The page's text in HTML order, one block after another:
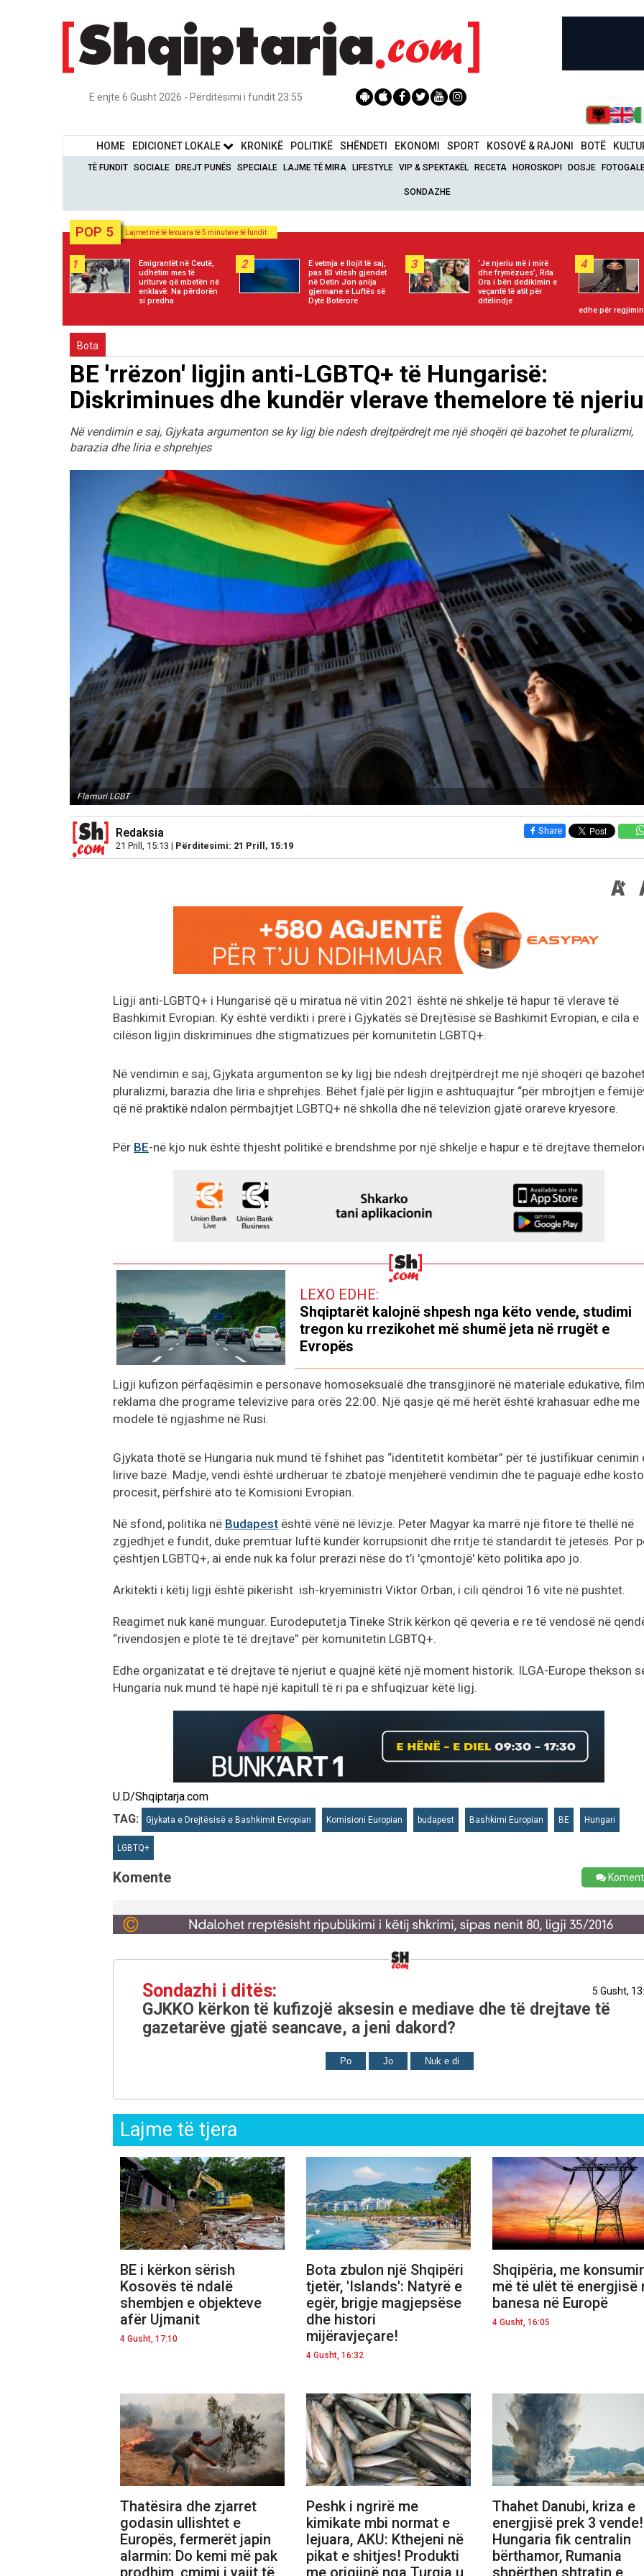
E enjte 6 Gusht 2026 - Përditësimi i fundit 23:55
HOME EDICIONET LOKALE KRONIKË POLITIKË SHËNDETI EKONOMI SPORT KOSOVË & RAJONI BOTË
TË FUNDIT SOCIALE DREJT PUNËS SPECIALE LAJME TË MIRA LIFESTYLE VIP & SPEKTAKËL RECETA HOROSKOPI DOSJE
SONDAZHE
POP 5 Lajmet më të lexuara të 5 minutave të fundit
1
Emigrantët në Ceutë,
udhëtim mes të
uriturve që mbetën në
enklavë: Na përdorën
si predha
2
E vetmja e llojit të saj,
pas 83 vitesh gjendet
në Detin Jon anija
gjermane e Luftës së
Dytë Botërore
3
‘Je njeriu më i mirë
dhe frymëzues’, Rita
Ora i bën dedikimin e
veçantë të atit për
ditëlindje
4
edhe për
Bota
BE 'rrëzon' ligjin anti-LGBTQ+ të Hungarisë:
Diskriminues dhe kundër vlerave themelore të
Në vendimin e saj, Gjykata argumenton se ky ligj bie ndesh drejtpërdrejt me një shoqëri që bazohet te pluralizmi,
barazia dhe liria e shprehjes
Flamuri LGBT
Redaksia
21 Prill, 15:13 | Përditesimi: 21 Prill, 15:19
Share
Ligji anti-LGBTQ+ i Hungarisë që u miratua në vitin 2021 është në shkelje të hapur të vlerave të
Bashkimit Evropian. Ky është verdikti i prerë i Gjykatës së Drejtësisë së Bashkimit Evropian, e cila e
cilëson ligjin diskriminues dhe stigmatizues për komunitetin LGBTQ+.
Në vendimin e saj, Gjykata argumenton se ky ligj bie ndesh drejtpërdrejt me një shoqëri që
pluralizmi, barazia dhe liria e shprehjes. Bëhet fjalë për ligjin e ashtuquajtur “për mbrojtjen e
që në praktikë ndalon përmbajtjet LGBTQ+ në shkolla dhe në televizion gjatë orareve kryesore.
Për BE-në kjo nuk është thjesht politikë e brendshme por një shkelje e hapur e të drejtave
LEXO EDHE:
Shqiptarët kalojnë shpesh nga këto vende, studimi
tregon ku rrezikohet më shumë jeta në rrugët e
Evropës
Ligji kufizon përfaqësimin e personave homoseksualë dhe transgjinorë në materiale edukative,
reklama dhe programe televizive para orës 22:00. Një qasje që më herët është krahasuar edhe me
modele të ngjashme në Rusi.
Gjykata thotë se Hungaria nuk mund të fshihet pas “identitetit kombëtar” për të justifikuar cenimin
lirive bazë. Madje, vendi është urdhëruar të zbatojë menjëherë vendimin dhe të paguajë edhe
procesit, përfshirë ato të Komisioni Evropian.
Në sfond, politika në Budapest është vënë në lëvizje. Peter Magyar ka marrë një fitore të thellë në
zgjedhjet e fundit, duke premtuar luftë kundër korrupsionit dhe rritje të standardit të jetesës. Por
çështjen LGBTQ+, ai ende nuk ka folur prerazi nëse do t’i 'çmontojë' këto politika apo jo.
Arkitekti i këtij ligji është pikërisht ish-kryeministri Viktor Orban, i cili qëndroi 16 vite në pushtet.
Reagimet nuk kanë munguar. Eurodeputetja Tineke Strik kërkon që qeveria e re të vendosë në
“rivendosjen e plotë të të drejtave” për komunitetin LGBTQ+.
Edhe organizatat e të drejtave të njeriut e quajnë këtë një moment historik. ILGA-Europe thekson
Hungaria nuk mund të hapë një kapitull të ri pa e shfuqizuar këtë ligj.
U.D/Shqiptarja.com
TAG:
Gjykata e Drejtësisë e Bashkimit Evropian Komisioni Europian budapest Bashkimi Europian BE Hungari
LGBTQ+
Komente
Sondazhi i ditës: 5 Gusht,
GJKKO kërkon të kufizojë aksesin e mediave dhe të drejtave të
gazetarëve gjatë seancave, a jeni dakord?
Po Jo Nuk e di
Lajme të tjera
BE i kërkon sërish
Kosovës të ndalë
shembjen e objekteve
afër Ujmanit
4 Gusht, 17:10
Bota zbulon një Shqipëri
tjetër, 'Islands': Natyrë e
egër, brigje magjepsëse
dhe histori
mijëravjeçare!
4 Gusht, 16:32
Shqipëria, me
më të ulët të energjisë
banesa në Europë
4 Gusht, 16:05
Thatësira dhe zjarret
godasin ullishtet e
Europës, fermerët japin
alarmin: Do kemi më pak
prodhim, çmimi i vajit të
Peshk i ngrirë me
kimikate mbi normat e
lejuara, AKU: Kthejeni në
pikat e shitjes! Produkti
me origjinë nga Turqia u
Thahet Danubi, kriza e
energjisë prek 3 vende!
Hungaria fik centralin
bërthamor, Rumania
shpërthen shtratin e